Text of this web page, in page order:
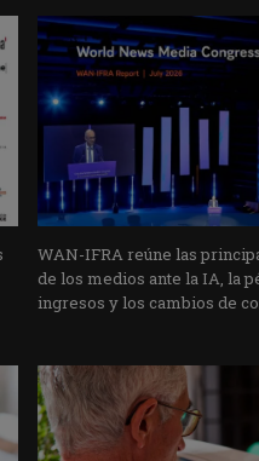
WAN-IFRA reúne las
de los medios ante la IA, la
ingresos y los cambios de